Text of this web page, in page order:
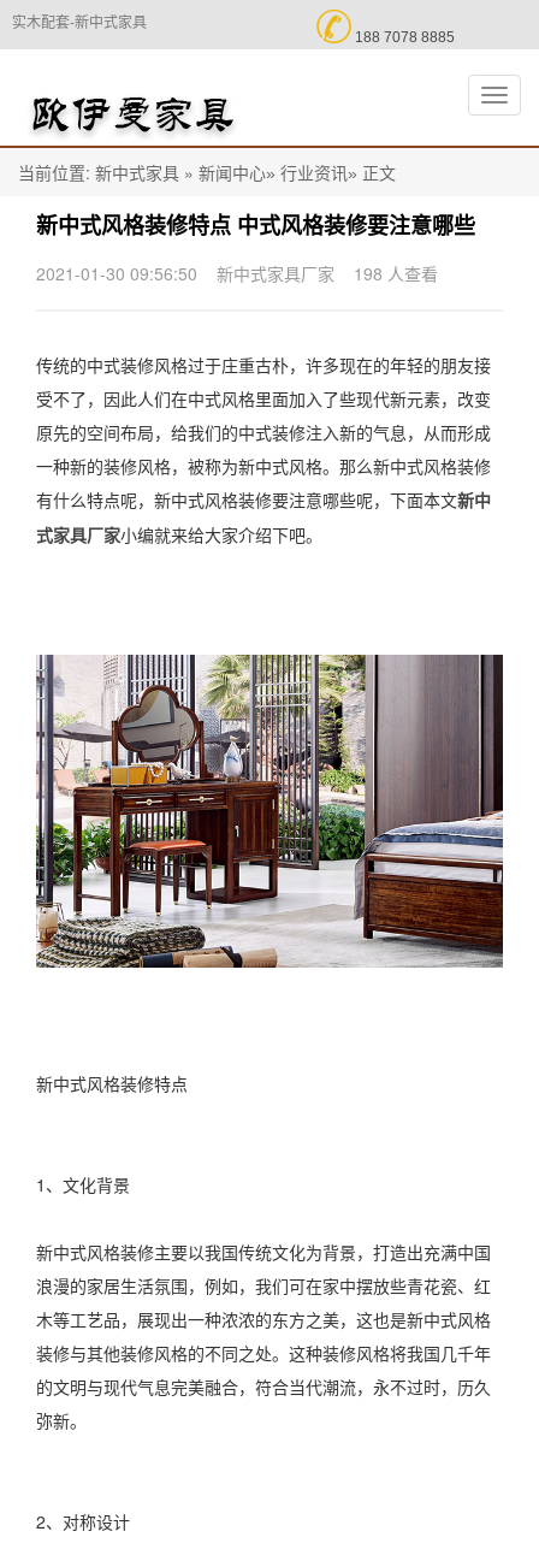
实木配套-新中式家具  188 7078 8885
切
换
导
当前位置: 新中式家具 » 新闻中心» 行业资讯» 正文
新中式风格装修特点 中式风格装修要注意哪些
2021-01-30 09:56:50 新中式家具厂家 198 人查看
传统的中式装修风格过于庄重古朴，许多现在的年轻的朋友接
受不了，因此人们在中式风格里面加入了些现代新元素，改变
原先的空间布局，给我们的中式装修注入新的气息，从而形成
一种新的装修风格，被称为新中式风格。那么新中式风格装修
有什么特点呢，新中式风格装修要注意哪些呢，下面本文新中
式家具厂家小编就来给大家介绍下吧。
新中式风格装修特点
1、文化背景
新中式风格装修主要以我国传统文化为背景，打造出充满中国
浪漫的家居生活氛围，例如，我们可在家中摆放些青花瓷、红
木等工艺品，展现出一种浓浓的东方之美，这也是新中式风格
装修与其他装修风格的不同之处。这种装修风格将我国几千年
的文明与现代气息完美融合，符合当代潮流，永不过时，历久
弥新。
2、对称设计